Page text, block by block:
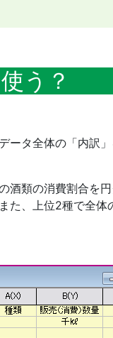
う？
ータ全体の「内訳
酒類の消費割合を
た、上位2種で全